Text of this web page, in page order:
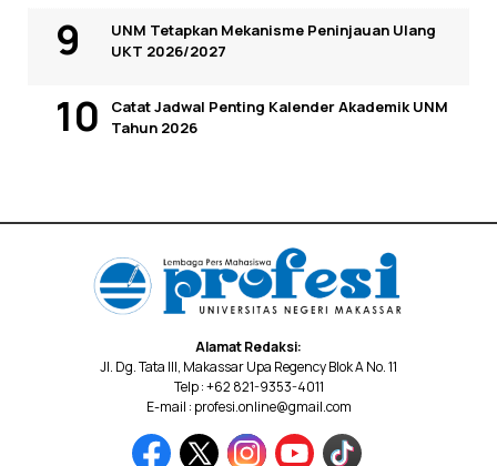
UNM Tetapkan Mekanisme Peninjauan Ulang
UKT 2026/2027
Catat Jadwal Penting Kalender Akademik UNM
Tahun 2026
Alamat Redaksi:
Jl. Dg. Tata III, Makassar Upa Regency Blok A No. 11
Telp : +62 821-9353-4011
E-mail : profesi.online@gmail.com